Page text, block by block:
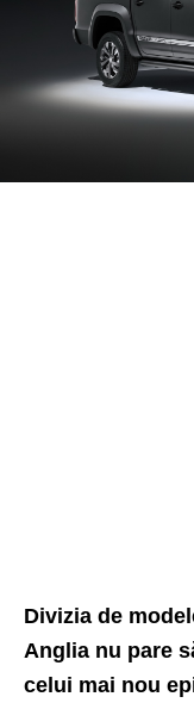
Divizia de
Anglia nu pare
celui mai nou